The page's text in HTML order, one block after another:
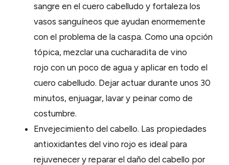
sangre en el cuero cabelludo y fortaleza los
vasos sanguíneos que ayudan enormemente
con el problema de la caspa. Como una opción
tópica, mezclar una cucharadita de vino
rojo con un poco de agua y aplicar en todo el
cuero cabelludo. Dejar actuar durante unos 30
minutos, enjuagar, lavar y peinar como de
costumbre.
Envejecimiento del cabello. Las propiedades
antioxidantes del vino rojo es ideal para
rejuvenecer y reparar el daño del cabello por